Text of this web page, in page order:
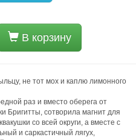
В корзину
не тот мох и каплю лимонного
раз и вместо оберега от
Бригитты, сотворила магнит для
со всей округи, а вместе с
и саркастичный лягух,